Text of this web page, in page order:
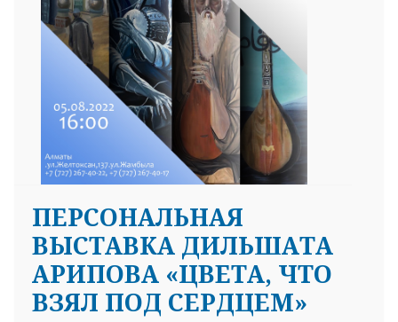
ПЕРСОНАЛЬНАЯ
ВЫСТАВКА ДИЛЬШАТА
АРИПОВА «ЦВЕТА, ЧТО
ВЗЯЛ ПОД СЕРДЦЕМ»